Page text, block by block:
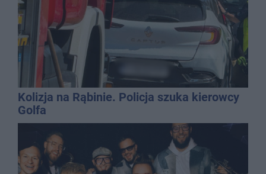
Kolizja na Rąbinie. Policja szuka kierowcy
Golfa